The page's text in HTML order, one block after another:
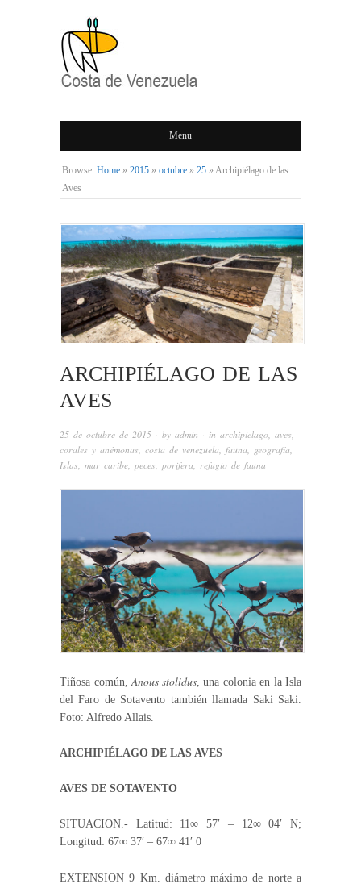
COSTA DE
VENEZUELA
Menu
Browse: Home » 2015 » octubre » 25 »Archipiélago de las
Aves
ARCHIPIÉLAGO DE LAS
AVES
25 de octubre de 2015 · by admin · in archipielago, aves,
corales y anémonas, costa de venezuela, fauna, geografía,
Islas, mar caribe, peces, porifera, refugio de fauna
Tiñosa común, Anous stolidus, una colonia en la Isla
del Faro de Sotavento también llamada Saki Saki.
Foto: Alfredo Allais.
ARCHIPIÉLAGO DE LAS AVES
AVES DE SOTAVENTO
SITUACION.- Latitud: 11∞ 57′ – 12∞ 04′ N;
Longitud: 67∞ 37′ – 67∞ 41′ 0
EXTENSION 9 Km. diámetro máximo de norte a